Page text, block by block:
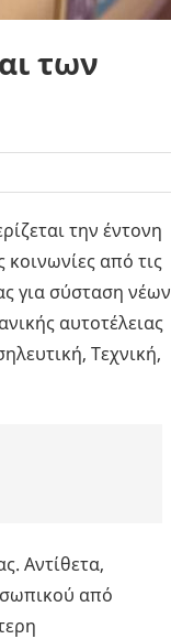
των
την έντονη
από τις
για σύσταση νέων
αυτοτέλειας
Τεχνική,
Αντίθετα,
από